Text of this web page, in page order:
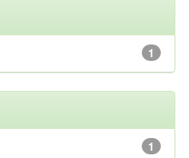
1
1